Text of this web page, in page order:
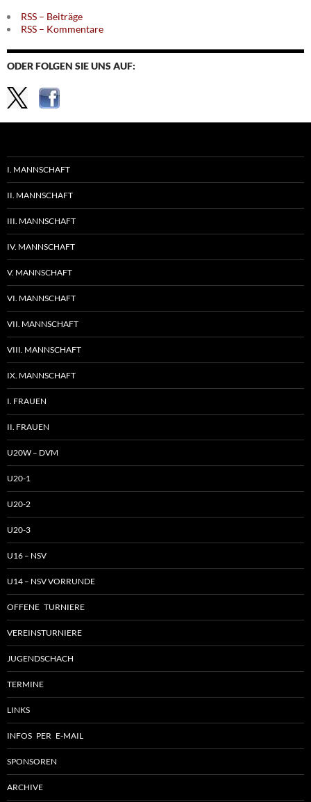
RSS – Beiträge
RSS – Kommentare
ODER FOLGEN SIE UNS AUF:
I. MANNSCHAFT
II. MANNSCHAFT
III. MANNSCHAFT
IV. MANNSCHAFT
V. MANNSCHAFT
VI. MANNSCHAFT
VII. MANNSCHAFT
VIII. MANNSCHAFT
IX. MANNSCHAFT
I. FRAUEN
II. FRAUEN
U20W – DVM
U20-1
U20-2
U20-3
U16 – NSV
U14 – NSV VORRUNDE
OFFENE TURNIERE
VEREINSTURNIERE
JUGENDSCHACH
TERMINE
LINKS
INFOS PER E-MAIL
SPONSOREN
ARCHIVE